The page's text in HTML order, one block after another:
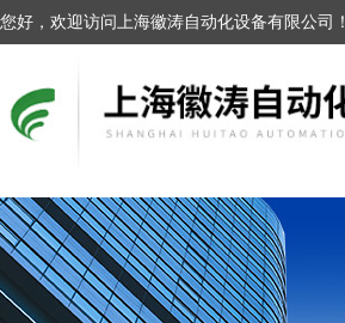
您好，欢迎访问上海徽涛自动化设备有限公司！